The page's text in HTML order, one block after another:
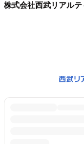
株式会社西武リアル